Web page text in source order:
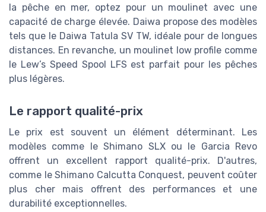
la pêche en mer, optez pour un moulinet avec une
capacité de charge élevée. Daiwa propose des modèles
tels que le Daiwa Tatula SV TW, idéale pour de longues
distances. En revanche, un moulinet low profile comme
le Lew’s Speed Spool LFS est parfait pour les pêches
plus légères.
Le rapport qualité-prix
Le prix est souvent un élément déterminant. Les
modèles comme le Shimano SLX ou le Garcia Revo
offrent un excellent rapport qualité-prix. D'autres,
comme le Shimano Calcutta Conquest, peuvent coûter
plus cher mais offrent des performances et une
durabilité exceptionnelles.